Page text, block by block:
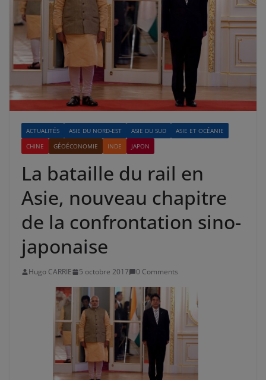
ACTUALITÉS ASIE DU NORD-EST ASIE DU SUD
ASIE ET OCÉANIE
CHINE
GÉOÉCONOMIE INDE JAPON
La bataille du rail en
Asie, nouveau chapitre
de la confrontation sino-
japonaise
Hugo CARRIE 5 octobre 2017 0 Comments